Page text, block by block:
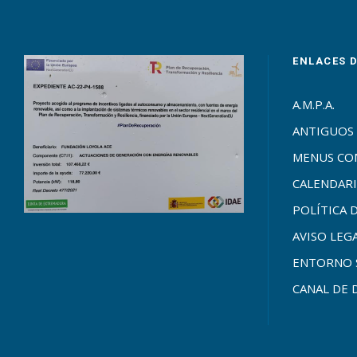
ENLACES
A.M.P.A.
MENUS
POLÍTICA
AVISO
ENTORNO
CANAL DE